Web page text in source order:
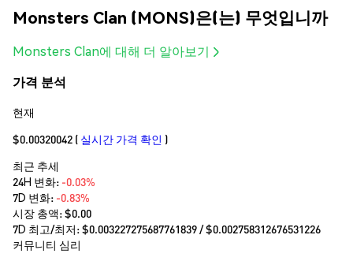
Monsters Clan (MONS)은(는) 무엇입니까
Monsters Clan에 대해 더 알아보기
가격 분석
현재
$0.00320042 ( 실시간 가격 확인 )
최근 추세
24H 변화: -0.03%
7D 변화: -0.83%
시장 총액:$0.00
7D 최고/최저: $0.003227275687761839/ $0.002758312676531226
커뮤니티 심리